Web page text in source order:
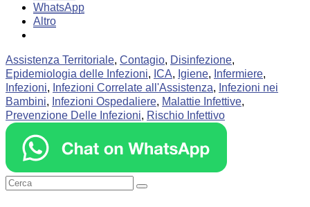
WhatsApp
Altro
Assistenza Territoriale, Contagio, Disinfezione,
Epidemiologia delle Infezioni, ICA, Igiene, Infermiere,
Infezioni, Infezioni Correlate all'Assistenza, Infezioni nei
Bambini, Infezioni Ospedaliere, Malattie Infettive,
Prevenzione Delle Infezioni, Rischio Infettivo
Cerca: